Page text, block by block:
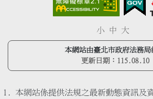
小 中 大
本網站由臺北市政府法務局
更新日期： 115.08.10
本網站係提供法規之最新動態資訊及